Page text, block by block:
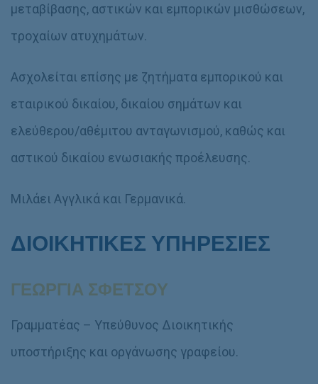
μεταβίβασης, αστικών και εμπορικών μισθώσεων,
τροχαίων ατυχημάτων.
Ασχολείται επίσης με ζητήματα εμπορικού και
εταιρικού δικαίου, δικαίου σημάτων και
ελεύθερου/αθέμιτου ανταγωνισμού, καθώς και
αστικού δικαίου ενωσιακής προέλευσης.
Μιλάει Αγγλικά και Γερμανικά.
ΔΙΟΙΚΗΤΙΚΕΣ ΥΠΗΡΕΣΙΕΣ
ΓΕΩΡΓΙΑ ΣΦΕΤΣΟΥ
Γραμματέας – Υπεύθυνος Διοικητικής
υποστήριξης και οργάνωσης γραφείου.